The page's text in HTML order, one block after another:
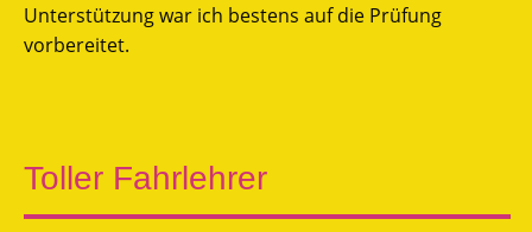
Unterstützung war ich bestens auf die Prüfung
vorbereitet.
Toller Fahrlehrer